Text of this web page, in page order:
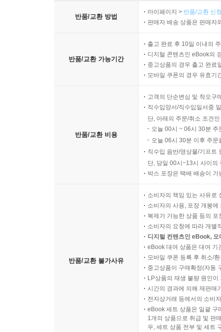
반품/교환 방법
마이페이지 > 반품/교환 신
판매자 배송 상품은 판매자
반품/교환 가능기간
출고 완료 후 10일 이내의
디지털 콘텐츠인 eBook의
중고상품의 경우 출고 완료
모바일 쿠폰의 경우 유효기
반품/교환 비용
고객의 단순변심 및 착오구
직수입양서/직수입일서중
단, 아래의 주문/취소 조건
오늘 00시 ~ 06시 30분
오늘 06시 30분 이후 주
직수입 음반/영상물/기프트
단, 당일 00시~13시 사이의
박스 포장은 택배 배송이
반품/교환 불가사유
소비자의 책임 있는 사유로
소비자의 사용, 포장 개봉
복제가 가능한 상품 등의
소비자의 요청에 따라 개별
디지털 컨텐츠인 eBook,
eBook 대여 상품은 대여 기
모바일 쿠폰 등록 후 취소/
중고상품이 구매확정(자동
LP상품의 재생 불량 원인
시간의 경과에 의해 재판매
전자상거래 등에서의 소비
eBook 세트 상품은 일괄 구
1개의 상품으로 취급 및 판
우, 세트 상품 전부 및 세트